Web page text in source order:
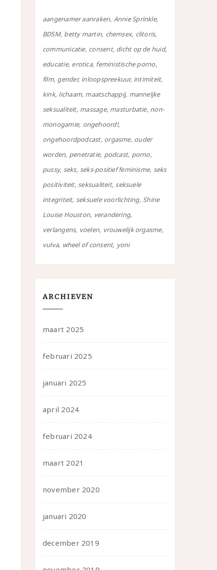
aangenamer aanraken Annie Sprinkle
BDSM betty martin chemsex clitoris
communicatie consent dicht op de huid
educatie erotica feministische porno
film gender inloopspreekuur intimiteit
kink lichaam maatschappij manneljke
seksualiteit massage masturbatie non-
monogamie ongehoord!
ongehoordpodcast orgasme ouder
worden penetratie podcast porno
pussy seks seks-positief feminisme seks
positiviteit seksualiteit seksuele
integriteit seksuele voorlichting Shine
Louise Houston verandering
verlangens voelen vrouwelijk orgasme
vulva wheel of consent yoni
ARCHIEVEN
maart 2025
februari 2025
januari 2025
april 2024
februari 2024
maart 2021
november 2020
januari 2020
december 2019